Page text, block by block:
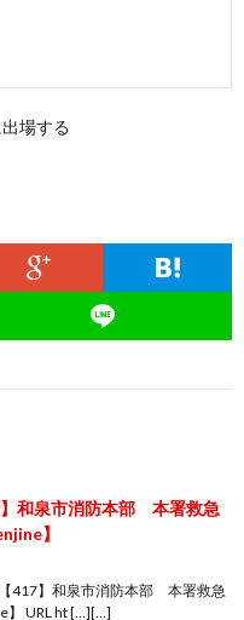
場する
和泉市消防本部 本署救急
】
417】和泉市消防本部 本署救急
】 URL ht […][…]